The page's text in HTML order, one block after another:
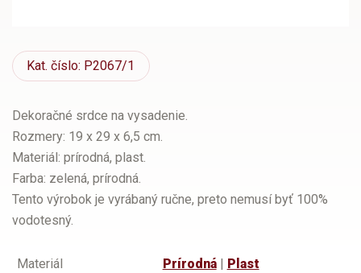
Kat. číslo: P2067/1
Dekoračné srdce na vysadenie.
Rozmery: 19 x 29 x 6,5 cm.
Materiál: prírodná, plast.
Farba: zelená, prírodná.
Tento výrobok je vyrábaný ručne, preto nemusí byť 100%
vodotesný.
Materiál Prírodná|
Plast